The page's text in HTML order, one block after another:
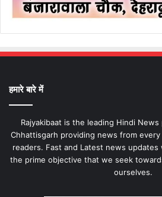
हमारे बारे में
Rajyakibaat is the leading Hindi
Chhattisgarh providing news from
readers. Fast and Latest news
the prime objective that we seek
ourselves.